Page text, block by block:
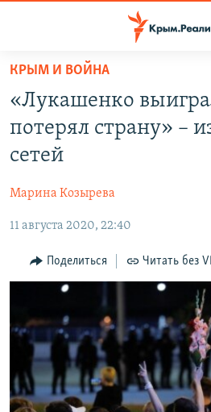
Вернуться
основному
содержанию
Вернутся
главной
навигации
Вернутся
поиску
СПЕЦПРОЕКТЫ
ГРУЗ 200
11 ЛЕТ ОККУПАЦИИ КРЫМА. 11
ЕЩЕ
ИНТЕРАКТИВ
ИНФОГРАФИКА
ТЕЛЕПРОЕКТ КРЫМ.РЕАЛИИ
СОВЕТЫ ПРАВОЗАЩИТНИКОВ
ПРОПАВШИЕ БЕЗ ВЕСТИ
ПОБЕДИТЕЛЕЙ НЕ СУДЯТ?
КРЫМ.НЕПОКОРЕННЫЙ
РАДІО СВОБОДА
КАК ОБОЙТИ БЛОКИРОВКУ
Qırımtatar
ПРИСОЕДИНЯЙТЕСЬ!
КРЫМ И ВОЙНА
«Лукашенко
потерял страну» –
сетей
Марина Козырева
11 августа 2020, 22:40
Поделиться Читать без